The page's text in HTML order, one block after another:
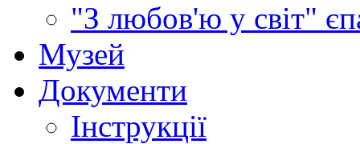
"З любов'ю у світ"
Музей
Документи
Інструкції